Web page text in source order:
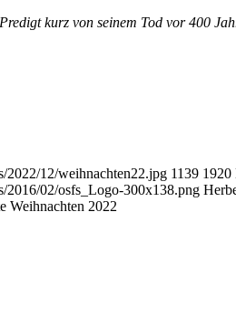
kurz von seinem Tod vor 400
2022/12/weihnachten22.jpg 1139 1920
2016/02/osfs_Logo-300x138.png
Weihnachten 2022